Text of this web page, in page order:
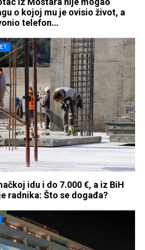
o kojoj mu je ovisio život, a
telefon…
idu i do 7.000 €, a iz BiH
radnika: Što se događa?